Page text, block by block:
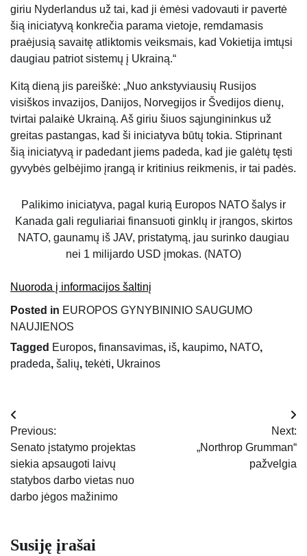
giriu Nyderlandus už tai, kad ji ėmėsi vadovauti ir pavertė
šią iniciatyvą konkrečia parama vietoje, remdamasis
praėjusią savaitę atliktomis veiksmais, kad Vokietija imtųsi
daugiau patriot sistemų į Ukrainą.“
Kitą dieną jis pareiškė: „Nuo ankstyviausių Rusijos
visiškos invazijos, Danijos, Norvegijos ir Švedijos dienų,
tvirtai palaikė Ukrainą. Aš giriu šiuos sąjungininkus už
greitas pastangas, kad ši iniciatyva būtų tokia. Stiprinant
šią iniciatyvą ir padedant jiems padeda, kad jie galėtų tęsti
gyvybės gelbėjimo įrangą ir kritinius reikmenis, ir tai padės.
Palikimo iniciatyva, pagal kurią Europos NATO šalys ir
Kanada gali reguliariai finansuoti ginklų ir įrangos, skirtos
NATO, gaunamų iš JAV, pristatymą, jau surinko daugiau
nei 1 milijardo USD įmokas. (NATO)
Nuoroda į informacijos šaltinį
Posted in EUROPOS GYNYBININIO SAUGUMO
NAUJIENOS
Tagged Europos, finansavimas, iš, kaupimo, NATO,
pradeda, šalių, tekėti, Ukrainos
Navigacija
tarp
įrašų
Previous:
Senato įstatymo projektas
siekia apsaugoti laivų
statybos darbo vietas nuo
darbo jėgos mažinimo
Next:
„Northrop Grumman“
pažvelgia
Susiję įrašai